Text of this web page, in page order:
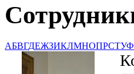
АБВГДЕЖЗИКЛМНОПРСТУФ